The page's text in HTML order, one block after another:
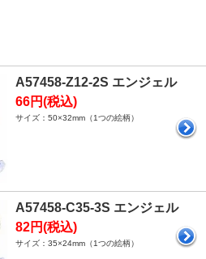
A57458-Z12-2S エンジェル
66円(税込)
サイズ：50×32mm（1つの絵柄）
A57458-C35-3S エンジェル
82円(税込)
サイズ：35×24mm（1つの絵柄）